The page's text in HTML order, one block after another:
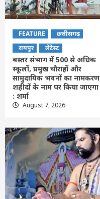
FEATURE
छत्तीसगढ़
रायपुर
लेटेस्ट
बस्तर संभाग में 500 से अधिक
स्कूलों, प्रमुख चौराहों और
सामुदायिक भवनों का नामकरण
शहीदों के नाम पर किया जाएगा
: शर्मा
August 7, 2026